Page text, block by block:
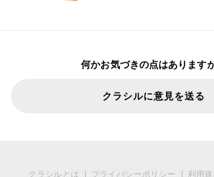
何かお気づきの点はあります
クラシルに意見を送る
クラシルとは プライバシーポリシー 利用